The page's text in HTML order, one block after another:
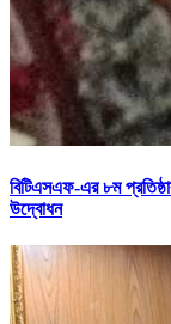
বিটিএসএফ-এর ৮ম
উদ্বোধন